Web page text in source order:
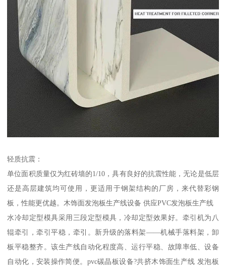
轻质抗震：
单位面积质量仅为红砖墙的1/10，具有良好的抗震性能，无论是低层
还是高层建筑均可使用，更适用于钢架结构的厂房，来代替彩钢
板，性能更优越。木饰面发泡板生产线设备 供应PVC发泡板生产线
水冷却定型模具采用三段定型模具，冷却定型效果好。牵引机为八
辊牵引，牵引平稳，牵引。新升级的落料架——机械手落料架，卸
板平稳整齐。该生产线自动化程度高、运行平稳、故障率低、设备
自动化，安装操作简便。pvc碳晶板设备?共挤木饰面生产线 发泡板